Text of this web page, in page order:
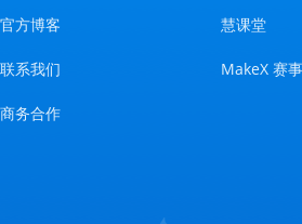
官方博客
联系我们
商务合作
慧课堂
MakeX 赛